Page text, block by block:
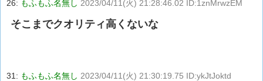
26: もふもふ名無し 2023/04/11(火) 21:28:46.02 ID:1znMrwzEM
そこまでクオリティ高くないな
31: もふもふ名無し 2023/04/11(火) 21:30:19.75 ID:ykJtJoktd